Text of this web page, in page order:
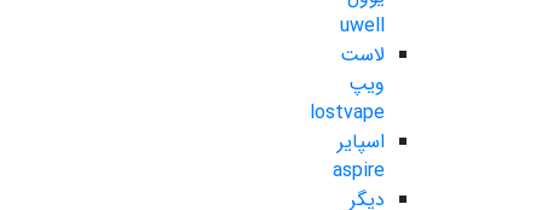
uwell
لاست
ویپ
lostvape
اسپایر
aspire
دیگر